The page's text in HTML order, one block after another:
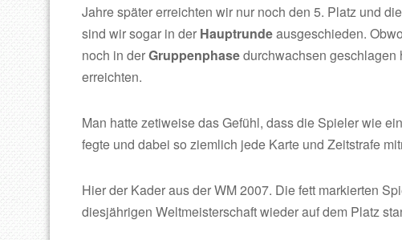
Jahre später erreichten wir nur noch den 5. Platz und
sind wir sogar in der Hauptrundeausgeschieden.
noch in derGruppenphasedurchwachsen geschlagen
erreichten.
Man hatte zetiweise das Gefühl, dass die Spieler wie
fegte und dabei so ziemlich jede Karte und Zeitstrafe
Hier der Kader aus der WM 2007. Die fett markierten
diesjährigen Weltmeisterschaft wieder auf dem Platz